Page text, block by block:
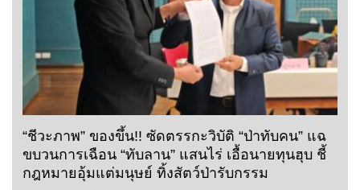
“ชีวะภาพ” ของขึ้น!! ซัดตรรกะวิบัติ “ป่าทับคน” แฉ
ขบวนการเฉือน “ทับลาน” แสนไร่ เอื้อนายทุนฮุบ ชี้
กฎหมายอุ้มแต่มนุษย์ ทิ้งสัตว์ป่ารับกรรม